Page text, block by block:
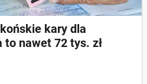
kary dla
to nawet 72 tys. zł